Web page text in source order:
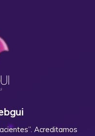
Acreditamos